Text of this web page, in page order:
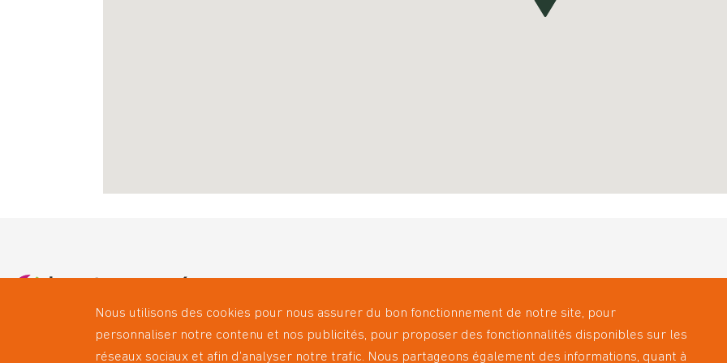
Les services Actualités
Nous utilisons des cookies pour nous assurer du bon fonctionnement de notre site, pour
personnaliser notre contenu et nos publicités, pour proposer des fonctionnalités disponibles sur les
réseaux sociaux et afin d’analyser notre trafic. Nous partageons également des informations, quant à